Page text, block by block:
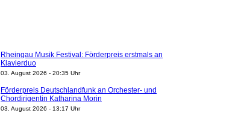
Rheingau Musik Festival: Förderpreis erstmals an
Klavierduo
03. August 2026 - 20:35 Uhr
Förderpreis Deutschlandfunk an Orchester- und
Chordirigentin Katharina Morin
03. August 2026 - 13:17 Uhr